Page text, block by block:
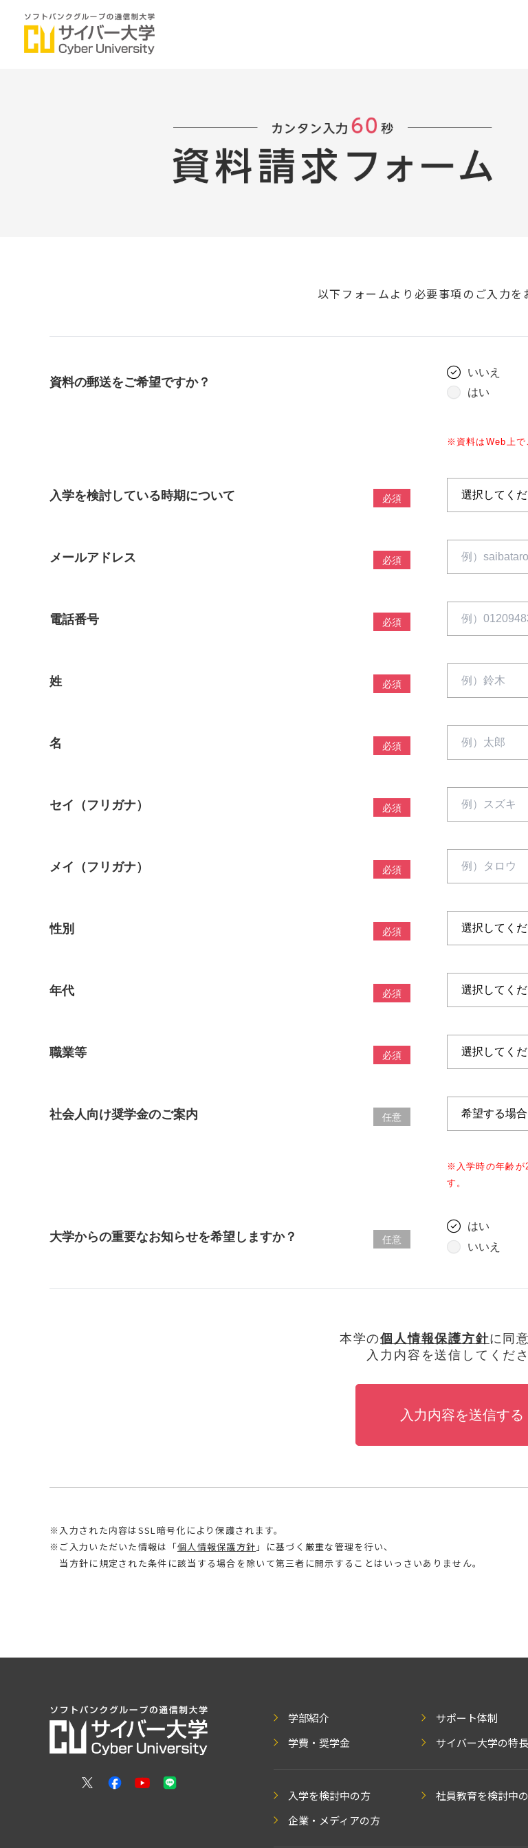
以下フォームより必要事項のご入力を
資料の郵送をご希望ですか？
いいえ
はい
※資料はWeb上で
入学を検討している時期について 必須
メールアドレス 必須
電話番号 必須
姓 必須
名 必須
セイ（フリガナ） 必須
メイ（フリガナ） 必須
性別 必須
年代 必須
職業等 必須
社会人向け奨学金のご案内 任意
※ 入学時の年齢
す。
大学からの重要なお知らせを希望しますか？ 任意
はい
いいえ
本学の個人情報保護方針に同
入力内容を送信してくださ
入力内容を送信する
※入力された内容はSSL暗号化により保護されます。
※ご入力いただいた情報は「個人情報保護方針 」に基づく厳重な管理を行い、
当方針に規定された条件に該当する場合を除いて第三者に開示することはいっさいありません。
学部紹介 サポート体制
学費・奨学金
サイバー大学の特長
入学を検討中の方 社員教育を検討中
企業・メディアの方